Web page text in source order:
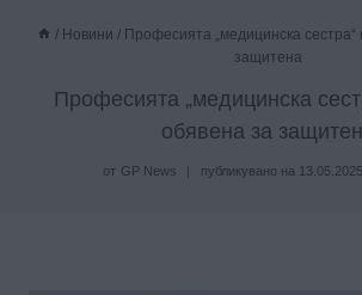
/ Новини / Професията „медицинска
защитена
Професията „медицинска
обявена за
от GP News публикувано на 13.05.2025